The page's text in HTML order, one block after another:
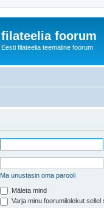
filateelia foorum
Eesti filateelia teemaline foorum
Ma unustasin oma parooli
Mäleta mind
Varja minu foorumilolekut sellel